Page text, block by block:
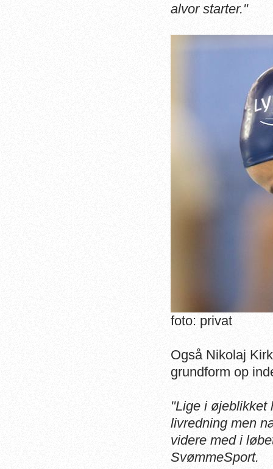
alvor starter."
foto: privat
Også Nikolaj
grundform op
"Lige i øjeblikket
livredning men
videre med i
SvømmeSport.